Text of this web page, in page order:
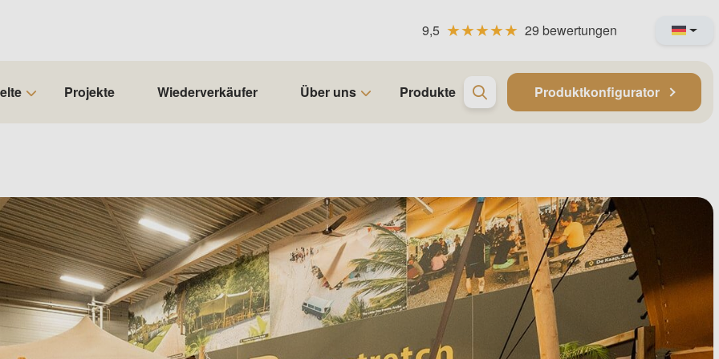
9,5 29 bewertungen
Projekte Wiederverkäufer Über uns Produkte Produktkonfigurator